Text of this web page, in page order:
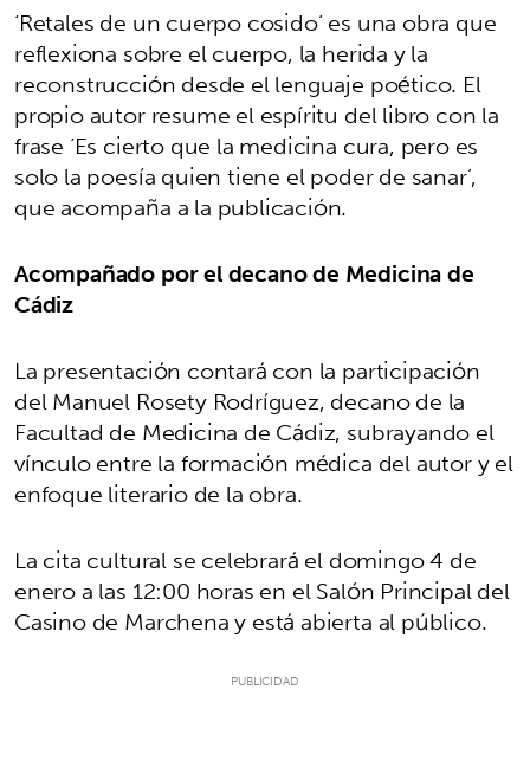
‘Retales de un cuerpo cosido’ es una obra que
reflexiona sobre el cuerpo, la herida y la
reconstrucción desde el lenguaje poético. El
propio autor resume el espíritu del libro con la
frase ‘Es cierto que la medicina cura, pero es
solo la poesía quien tiene el poder de sanar’,
que acompaña a la publicación.
Acompañado por el decano de Medicina de
Cádiz
La presentación contará con la participación
del Manuel Rosety Rodríguez, decano de la
Facultad de Medicina de Cádiz, subrayando el
vínculo entre la formación médica del autor y el
enfoque literario de la obra.
La cita cultural se celebrará el domingo 4 de
enero a las 12:00 horas en el Salón Principal del
Casino de Marchena y está abierta al público.